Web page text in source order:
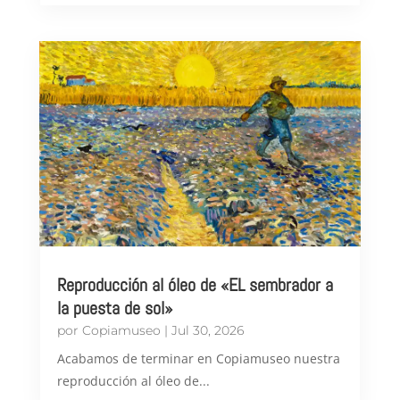
Reproducción al óleo de «EL sembrador a
la puesta de sol»
por Copiamuseo | Jul 30, 2026
Acabamos de terminar en Copiamuseo nuestra
reproducción al óleo de...